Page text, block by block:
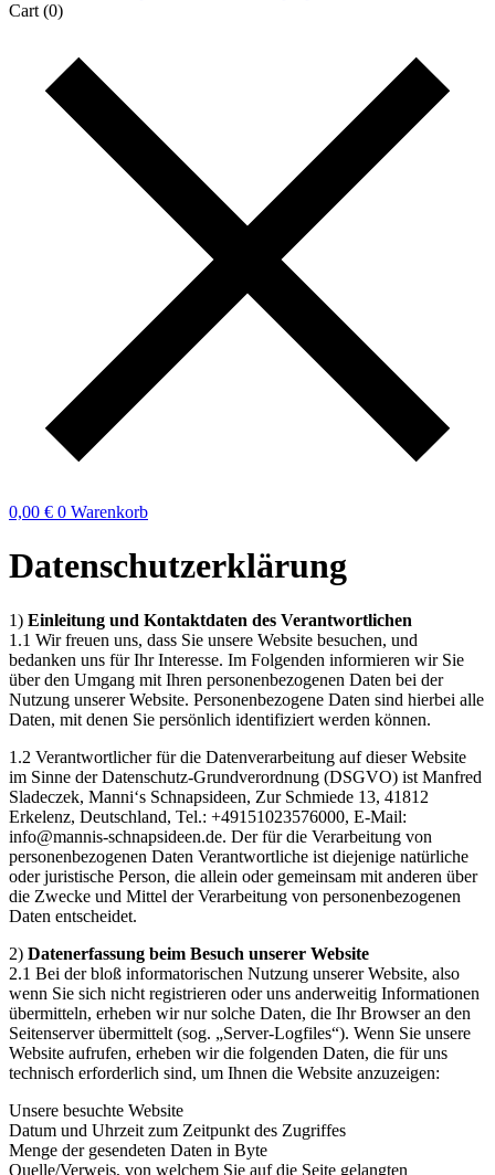
Cart (0)
0,00 € 0 Warenkorb
Datenschutzerklärung
1) Einleitung und Kontaktdaten des Verantwortlichen
1.1 Wir freuen uns, dass Sie unsere Website besuchen, und
bedanken uns für Ihr Interesse. Im Folgenden informieren wir Sie
über den Umgang mit Ihren personenbezogenen Daten bei der
Nutzung unserer Website. Personenbezogene Daten sind hierbei alle
Daten, mit denen Sie persönlich identifiziert werden können.
1.2 Verantwortlicher für die Datenverarbeitung auf dieser Website
im Sinne der Datenschutz-Grundverordnung (DSGVO) ist Manfred
Sladeczek, Manni‘s Schnapsideen, Zur Schmiede 13, 41812
Erkelenz, Deutschland, Tel.: +49151023576000, E-Mail:
info@mannis-schnapsideen.de. Der für die Verarbeitung von
personenbezogenen Daten Verantwortliche ist diejenige natürliche
oder juristische Person, die allein oder gemeinsam mit anderen über
die Zwecke und Mittel der Verarbeitung von personenbezogenen
Daten entscheidet.
2) Datenerfassung beim Besuch unserer Website
2.1 Bei der bloß informatorischen Nutzung unserer Website, also
wenn Sie sich nicht registrieren oder uns anderweitig Informationen
übermitteln, erheben wir nur solche Daten, die Ihr Browser an den
Seitenserver übermittelt (sog. „Server-Logfiles“). Wenn Sie unsere
Website aufrufen, erheben wir die folgenden Daten, die für uns
technisch erforderlich sind, um Ihnen die Website anzuzeigen:
Unsere besuchte Website
Datum und Uhrzeit zum Zeitpunkt des Zugriffes
Menge der gesendeten Daten in Byte
Quelle/Verweis, von welchem Sie auf die Seite gelangten